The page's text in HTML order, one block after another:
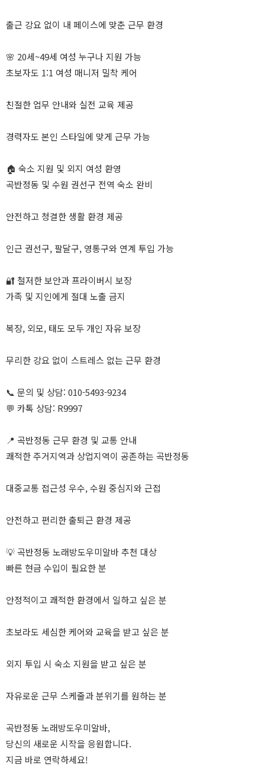
출근 강요 없이 내 페이스에 맞춘 근무 환경
🌸 20세~49세 여성 누구나 지원 가능
초보자도 1:1 여성 매니저 밀착 케어
친절한 업무 안내와 실전 교육 제공
경력자도 본인 스타일에 맞게 근무 가능
🏠 숙소 지원 및 외지 여성 환영
곡반정동 및 수원 권선구 전역 숙소 완비
안전하고 청결한 생활 환경 제공
인근 권선구, 팔달구, 영통구와 연계 투입 가능
🔐 철저한 보안과 프라이버시 보장
가족 및 지인에게 절대 노출 금지
복장, 외모, 태도 모두 개인 자유 보장
무리한 강요 없이 스트레스 없는 근무 환경
📞 문의 및 상담: 010-5493-9234
💬 카톡 상담: R9997
📍 곡반정동 근무 환경 및 교통 안내
쾌적한 주거지역과 상업지역이 공존하는 곡반정동
대중교통 접근성 우수, 수원 중심지와 근접
안전하고 편리한 출퇴근 환경 제공
💡 곡반정동 노래방도우미알바 추천 대상
빠른 현금 수입이 필요한 분
안정적이고 쾌적한 환경에서 일하고 싶은 분
초보라도 세심한 케어와 교육을 받고 싶은 분
외지 투입 시 숙소 지원을 받고 싶은 분
자유로운 근무 스케줄과 분위기를 원하는 분
곡반정동 노래방도우미알바,
당신의 새로운 시작을 응원합니다.
지금 바로 연락하세요!